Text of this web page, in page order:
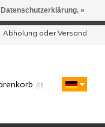
Abholung oder Versand
(0)
»